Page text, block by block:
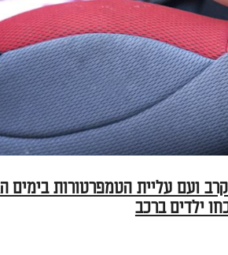
ועם עליית הטמפרטורות בימים
ילדים ברכב